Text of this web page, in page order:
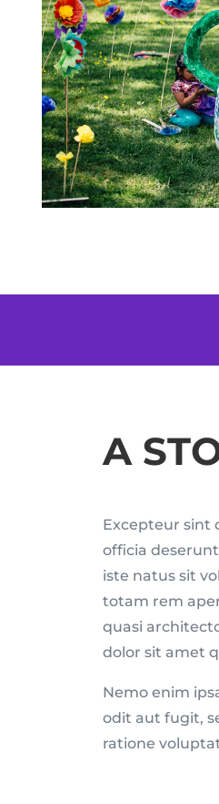
A
Excepteur sint
officia
iste natus sit
totam rem
quasi
dolor sit amet
Nemo enim
odit aut fugit,
ratione